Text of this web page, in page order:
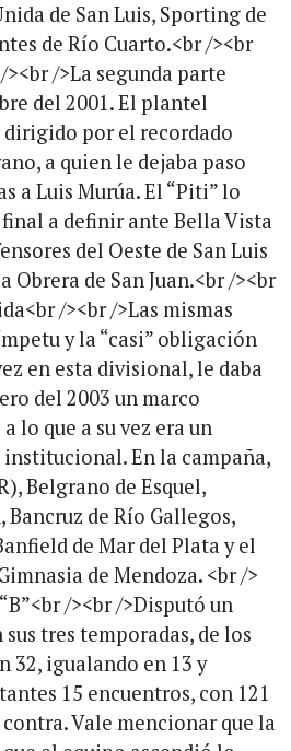
de San Luis, Sporting de
de Río Cuarto.<br /><br
/>La segunda parte
del 2001. El plantel
por el recordado
a quien le dejaba paso
a Luis Murúa. El “Piti” lo
a definir ante Bella Vista
del Oeste de San Luis
de San Juan.<br /><br
/><br />Las mismas
y la “casi” obligación
en esta divisional, le daba
del 2003 un marco
lo que a su vez era un
En la campaña,
Belgrano de Esquel,
Bancruz de Río Gallegos,
de Mar del Plata y el
de Mendoza. <br />
/><br />Disputó un
tres temporadas, de los
32, igualando en 13 y
15 encuentros, con 121
Vale mencionar que la